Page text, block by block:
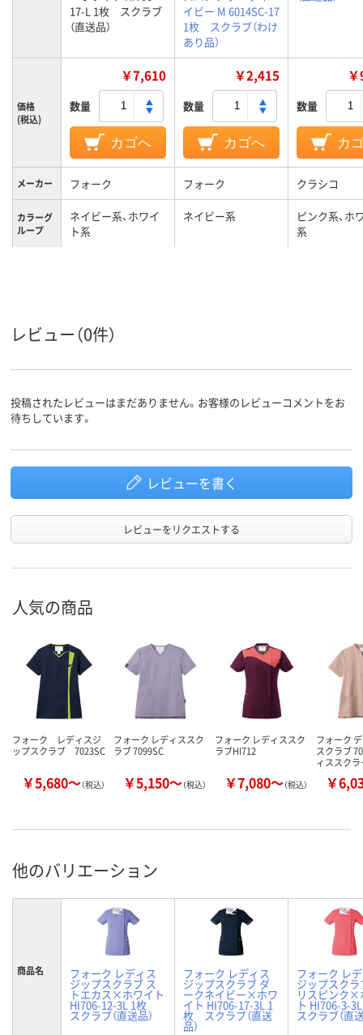
17-L 1枚 スクラブ
（直送品）
イビー M 6014SC-17
1枚 スクラブ（わけ
あり品）
価格
(税込)
￥7,610
数量
カゴへ
￥2,415
数量
カゴへ
数量
カ
メーカー フォーク フォーク クラシコ
カラーグ
ループ
ネイビー系、ホワイ
ト系
ネイビー系
ピンク系、ホ
系
レビュー（0件）
投稿されたレビューはまだありません。お客様のレビューコメントをお
待ちしています。
レビューを書く
レビューをリクエストする
人気の商品
フォーク レディスジ
ップスクラブ 7023SC
￥5,680～（税込）
フォーク レディススク
ラブ 7099SC
￥5,150～（税込）
フォーク レディススク
ラブHI712
￥7,080～（税込）
フォーク
スクラブ
ィススク
￥
他のバリエーション
商品名 フォーク レディス
ジップスクラブ ス
トエカス×ホワイト
HI706-12-3L 1枚
スクラブ（直送品）
フォーク レディス
ジップスクラブ ダ
ークネイビー×ホワ
イト HI706-17-3L 1
枚 スクラブ（直送
品）
フォーク レ
ジップスクラ
リスピンク×
ト HI706-3-
スクラブ（直